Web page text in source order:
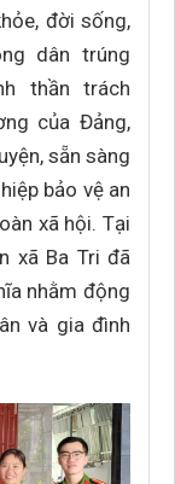
đời sống,
dân trúng
thần trách
của Đảng,
sẵn sàng
bảo vệ an
xã hội. Tại
xã Ba Tri đã
nhằm động
và gia đình